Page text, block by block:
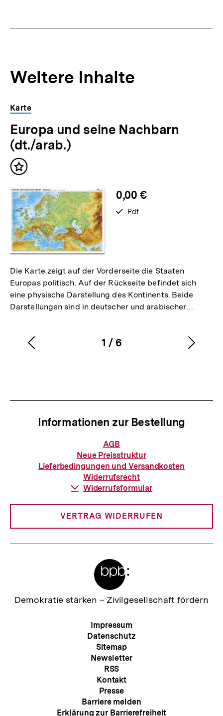
Weitere Inhalte
Inhaltskarousell
für
weitere
Inhalte
Inhaltskarussell
überspringen
Karte
Europa und seine Nachbarn
(dt./arab.)
Inhalt
0,00 €
verfügbar
Pdf
Die Karte zeigt auf der Vorderseite die Staaten
Europas politisch. Auf der Rückseite befindet sich
eine physische Darstellung des Kontinents. Beide
Darstellungen sind in deutscher und arabischer…
Karussellinhalt
1
von
/ 6
Vorherigen
Informationen zur Bestellung
Informationen
zur
Bestellung
AGB
Neue Preisstruktur
Lieferbedingungen und Versandkosten
Widerrufsrecht
Download-
Widerrufsformular
VERTRAG WIDERRUFEN
Zur
Demokratie stärken – Zivilgesellschaft fördern
Meta-
Navigation
Impressum
Datenschutz
Sitemap
Newsletter
RSS
Kontakt
Presse
Barriere melden
Erklärung zur Barrierefreiheit